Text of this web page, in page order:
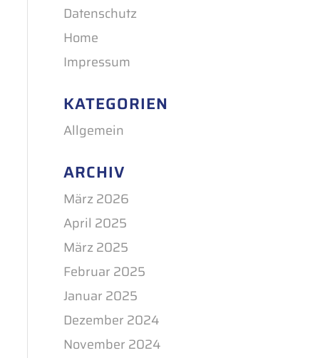
Datenschutz
Home
Impressum
KATEGORIEN
Allgemein
ARCHIV
März 2026
April 2025
März 2025
Februar 2025
Januar 2025
Dezember 2024
November 2024